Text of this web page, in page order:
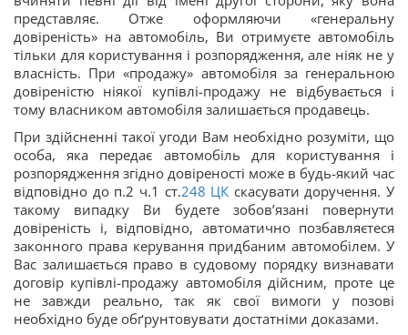
представляє. Отже оформляючи «генеральну
довіреність» на автомобіль, Ви отримуєте автомобіль
тільки для користування і розпорядження, але ніяк не у
власність. При «продажу» автомобіля за генеральною
довіреністю ніякої купівлі-продажу не відбувається і
тому власником автомобіля залишається продавець.
При здійсненні такої угоди Вам необхідно розуміти, що
особа, яка передає автомобіль для користування і
розпорядження згідно довіреності може в будь-який час
відповідно до п.2 ч.1 ст.248 ЦК скасувати доручення. У
такому випадку Ви будете зобов’язані повернути
довіреність і, відповідно, автоматично позбавляєтеся
законного права керування придбаним автомобілем. У
Вас залишається право в судовому порядку визнавати
договір купівлі-продажу автомобіля дійсним, проте це
не завжди реально, так як свої вимоги у позові
необхідно буде обґрунтовувати достатніми доказами.